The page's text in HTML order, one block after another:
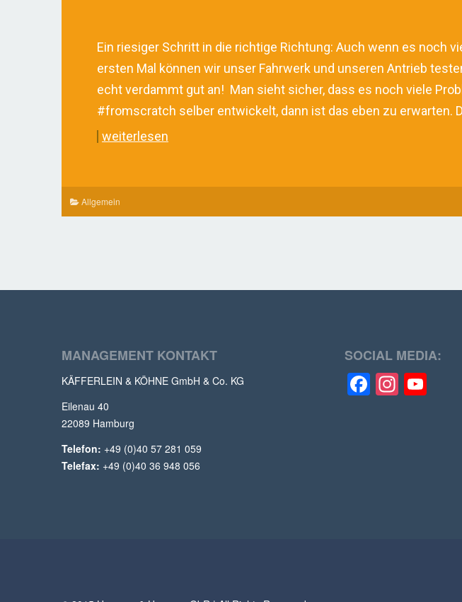
Ein riesiger Schritt in die richtige Richtung: Auch wenn es noch
ersten Mal können wir unser Fahrwerk und unseren Antrieb
echt verdammt gut an! Man sieht sicher, dass es noch viele
#fromscratch selber entwickelt, dann ist das eben zu
weiterlesen
Allgemein
MANAGEMENT KONTAKT
KÄFFERLEIN & KÖHNE GmbH & Co. KG
Eilenau 40
22089 Hamburg
Telefon: +49 (0)40 57 281 059
Telefax: +49 (0)40 36 948 056
SOCIAL MEDIA:
Facebook